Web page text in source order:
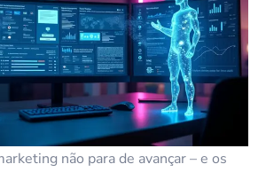
não para de avançar – e os